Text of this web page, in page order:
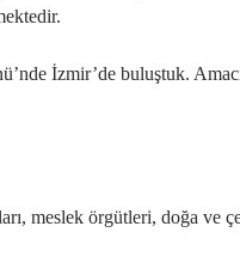
İzmir’de buluştuk.
meslek örgütleri, doğa ve